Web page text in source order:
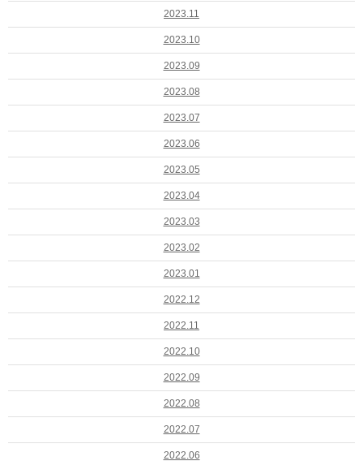
2023.11
2023.10
2023.09
2023.08
2023.07
2023.06
2023.05
2023.04
2023.03
2023.02
2023.01
2022.12
2022.11
2022.10
2022.09
2022.08
2022.07
2022.06